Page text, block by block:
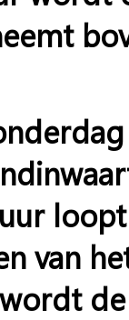
loopt
van